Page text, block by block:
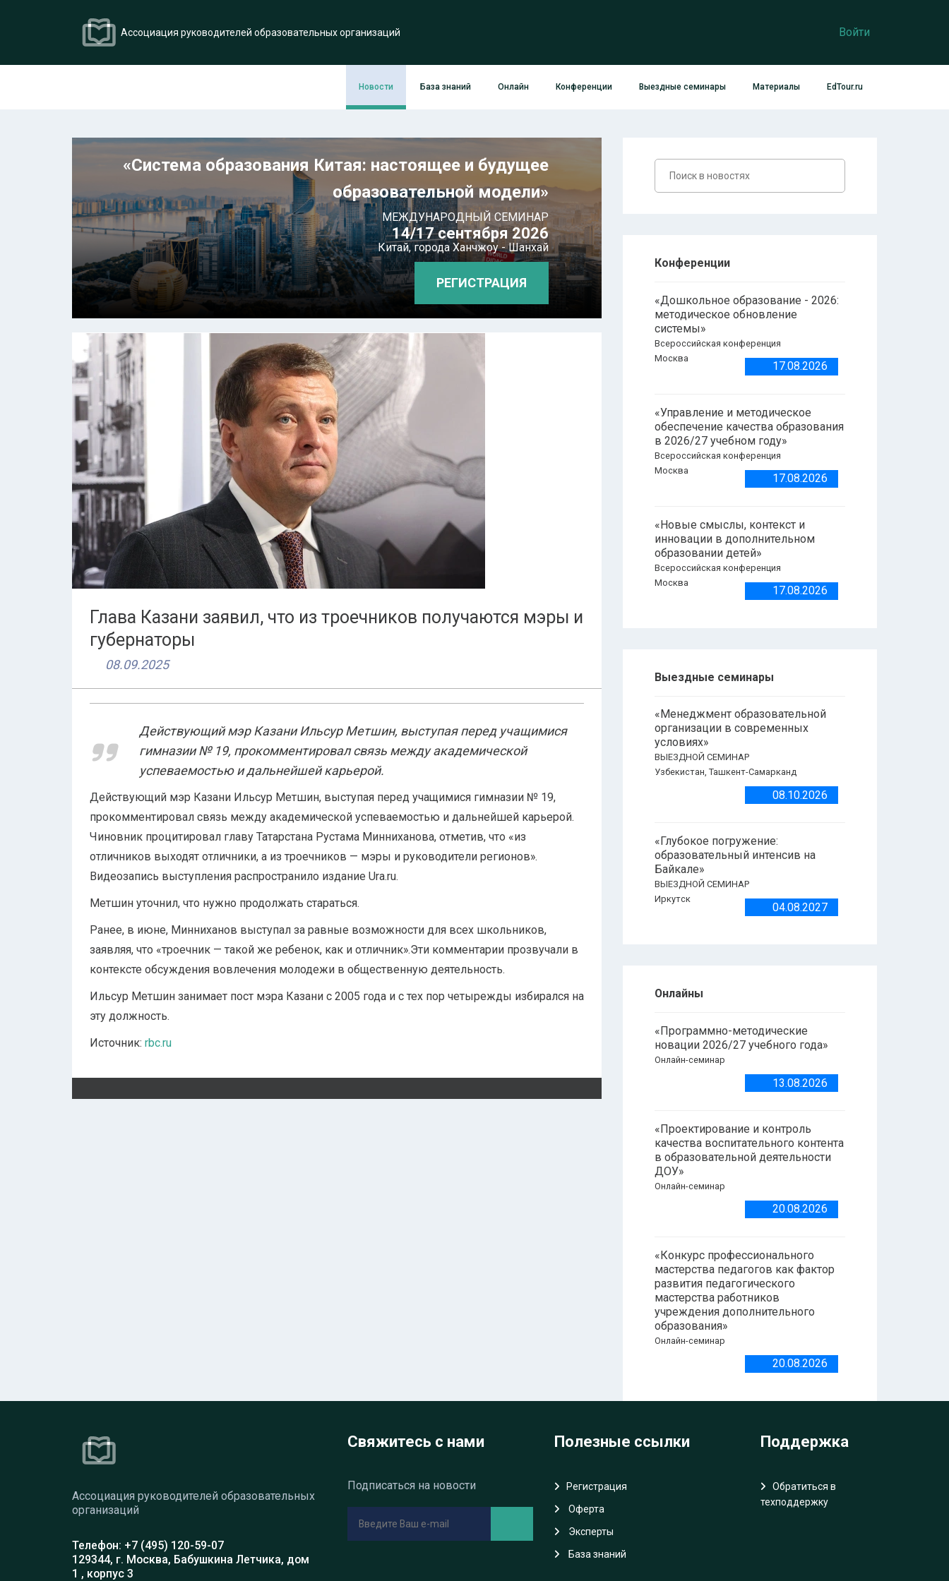
Ассоциация руководителей образовательных организаций Войти
Новости База знаний Онлайн Конференции Выездные семинары Материалы EdTour.ru
«Система образования Китая: настоящее и будущее
образовательной модели»
МЕЖДУНАРОДНЫЙ СЕМИНАР
14/17 сентября 2026
Китай,города Ханчжоу - Шанхай
РЕГИСТРАЦИЯ
Глава Казани заявил, что из троечников получаются мэры и
губернаторы
08.09.2025
Действующий мэр Казани Ильсур Метшин, выступая перед учащимися
гимназии № 19, прокомментировал связь между академической
успеваемостью и дальнейшей карьерой.
Действующий мэр Казани Ильсур Метшин, выступая перед учащимися гимназии № 19,
прокомментировал связь между академической успеваемостью и дальнейшей карьерой.
Чиновник процитировал главу Татарстана Рустама Минниханова, отметив, что «из
отличников выходят отличники, а из троечников — мэры и руководители регионов».
Видеозапись выступления распространило издание Ura.ru.
Метшин уточнил, что нужно продолжать стараться.
Ранее, в июне, Минниханов выступал за равные возможности для всех школьников,
заявляя, что «троечник — такой же ребенок, как и отличник».Эти комментарии прозвучали в
контексте обсуждения вовлечения молодежи в общественную деятельность.
Ильсур Метшин занимает пост мэра Казани с 2005 года и с тех пор четырежды избирался на
эту должность.
Источник: rbc.ru
Конференции
«Дошкольное образование - 2026:
методическое обновление
системы»
Всероссийская конференция
Москва
17.08.2026
«Управление и методическое
обеспечение качества образования
в 2026/27 учебном году»
Всероссийская конференция
Москва
17.08.2026
«Новые смыслы, контекст и
инновации в дополнительном
образовании детей»
Всероссийская конференция
Москва
17.08.2026
Выездные семинары
«Менеджмент образовательной
организации в современных
условиях»
ВЫЕЗДНОЙ СЕМИНАР
Узбекистан, Ташкент-Самарканд
08.10.2026
«Глубокое погружение:
образовательный интенсив на
Байкале»
ВЫЕЗДНОЙ СЕМИНАР
Иркутск
04.08.2027
Онлайны
«Программно-методические
новации 2026/27 учебного года»
Онлайн-семинар
13.08.2026
«Проектирование и контроль
качества воспитательного контента
в образовательной деятельности
ДОУ»
Онлайн-семинар
20.08.2026
«Конкурс профессионального
мастерства педагогов как фактор
развития педагогического
мастерства работников
учреждения дополнительного
образования»
Онлайн-семинар
20.08.2026
Ассоциация руководителей образовательных
организаций
Телефон: +7 (495) 120-59-07
129344, г. Москва, Бабушкина Летчика, дом
1 , корпус 3
Свяжитесь с нами
Подписаться на новости
Полезные ссылки
Регистрация
Oферта
Эксперты
База знаний
Поддержка
Обратиться в
техподдержку